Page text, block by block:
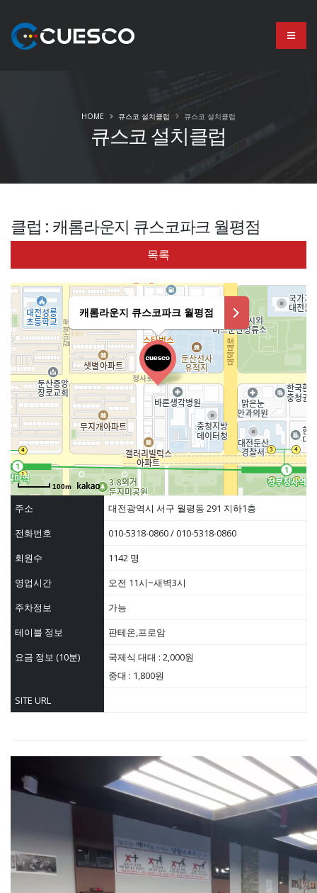
큐스코 설치클럽
HOME 큐스코 설치클럽 큐스코 설치클럽
클럽 : 캐롬라운지 큐스코파크 월평점
목록
캐롬라운지 큐스코파크 월평점
100m
주소
대전광역시 서구 월평동 291 지하1층
전화번호
010-5318-0860 / 010-5318-0860
회원수
1142 명
영업시간
오전 11시~새벽3시
주차정보
가능
테이블 정보
판테온,프로암
요금 정보 (10분)
국제식 대대 : 2,000원
중대 : 1,800원
SITE URL